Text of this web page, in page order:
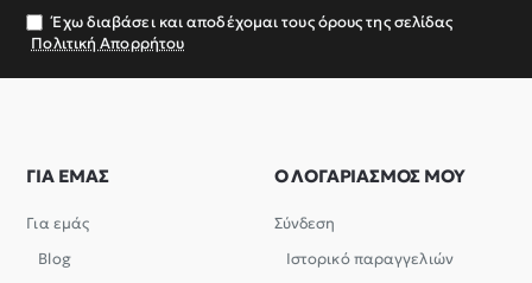
σας
Έχω διαβάσει και αποδέχομαι τους όρους της σελίδας
Πολιτική Απορρήτου
ΓΙΑ ΕΜΑΣ
Για εμάς
Blog
Ο ΛΟΓΑΡΙΑΣΜΟΣ ΜΟΥ
Σύνδεση
Ιστορικό παραγγελιών